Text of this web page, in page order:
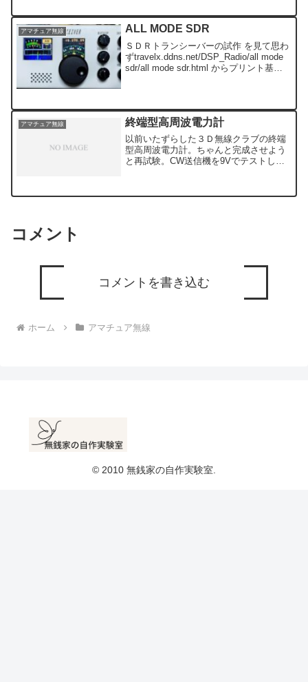
ル。U8GLIB_S...
アマチュア無線 ALL MODE SDR
ＳＤＲトランシーバーの試作 を見て思わ
ずtravelx.ddns.net/DSP_Radio/all mode
sdr/all mode sdr.html からプリント基板
アマチュア無線 終端型高周波電力計
以前いたずらした３Ｄ無線クラブの終端
型高周波電力計。ちゃんと完成させよう
と再試験。CW送信機を9Vでテストして
0.015V → 150ｍWところが、TH-45
コメント
コメントを書き込む
ホーム アマチュア無線
© 2010 無銭家の自作実験室.